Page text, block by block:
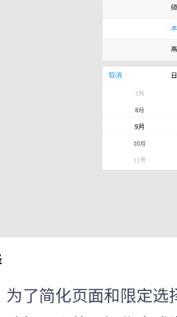
了简化页面和限定